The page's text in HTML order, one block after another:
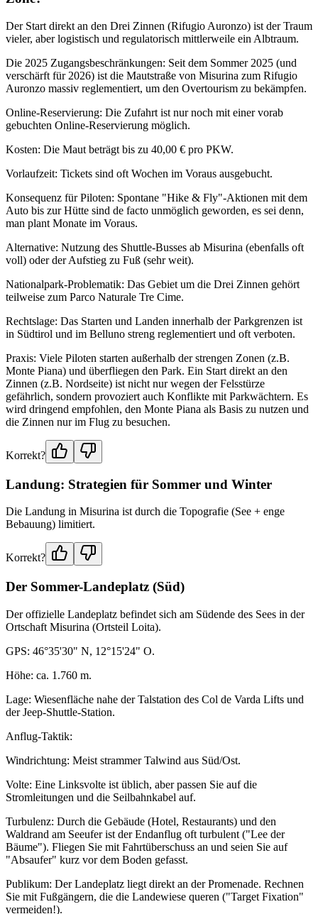
Der Start direkt an den Drei Zinnen (Rifugio Auronzo) ist der Traum
vieler, aber logistisch und regulatorisch mittlerweile ein Albtraum.
Die 2025 Zugangsbeschränkungen: Seit dem Sommer 2025 (und
verschärft für 2026) ist die Mautstraße von Misurina zum Rifugio
Auronzo massiv reglementiert, um den Overtourism zu bekämpfen.
Online-Reservierung: Die Zufahrt ist nur noch mit einer vorab
gebuchten Online-Reservierung möglich.
Kosten: Die Maut beträgt bis zu 40,00 € pro PKW.
Vorlaufzeit: Tickets sind oft Wochen im Voraus ausgebucht.
Konsequenz für Piloten: Spontane "Hike & Fly"-Aktionen mit dem
Auto bis zur Hütte sind de facto unmöglich geworden, es sei denn,
man plant Monate im Voraus.
Alternative: Nutzung des Shuttle-Busses ab Misurina (ebenfalls oft
voll) oder der Aufstieg zu Fuß (sehr weit).
Nationalpark-Problematik: Das Gebiet um die Drei Zinnen gehört
teilweise zum Parco Naturale Tre Cime.
Rechtslage: Das Starten und Landen innerhalb der Parkgrenzen ist
in Südtirol und im Belluno streng reglementiert und oft verboten.
Praxis: Viele Piloten starten außerhalb der strengen Zonen (z.B.
Monte Piana) und überfliegen den Park. Ein Start direkt an den
Zinnen (z.B. Nordseite) ist nicht nur wegen der Felsstürze
gefährlich, sondern provoziert auch Konflikte mit Parkwächtern. Es
wird dringend empfohlen, den Monte Piana als Basis zu nutzen und
die Zinnen nur im Flug zu besuchen.
Korrekt?
Landung: Strategien für Sommer und Winter
Die Landung in Misurina ist durch die Topografie (See + enge
Bebauung) limitiert.
Korrekt?
Der Sommer-Landeplatz (Süd)
Der offizielle Landeplatz befindet sich am Südende des Sees in der
Ortschaft Misurina (Ortsteil Loita).
GPS: 46°35'30" N, 12°15'24" O.
Höhe: ca. 1.760 m.
Lage: Wiesenfläche nahe der Talstation des Col de Varda Lifts und
der Jeep-Shuttle-Station.
Anflug-Taktik:
Windrichtung: Meist strammer Talwind aus Süd/Ost.
Volte: Eine Linksvolte ist üblich, aber passen Sie auf die
Stromleitungen und die Seilbahnkabel auf.
Turbulenz: Durch die Gebäude (Hotel, Restaurants) und den
Waldrand am Seeufer ist der Endanflug oft turbulent ("Lee der
Bäume"). Fliegen Sie mit Fahrtüberschuss an und seien Sie auf
"Absaufer" kurz vor dem Boden gefasst.
Publikum: Der Landeplatz liegt direkt an der Promenade. Rechnen
Sie mit Fußgängern, die die Landewiese queren ("Target Fixation"
vermeiden!).